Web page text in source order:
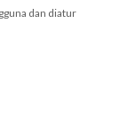
dan diatur